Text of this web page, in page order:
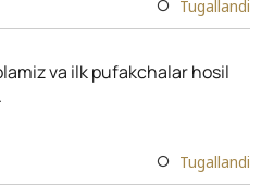
Tugallandi
va ilk pufakchalar hosil
Tugallandi